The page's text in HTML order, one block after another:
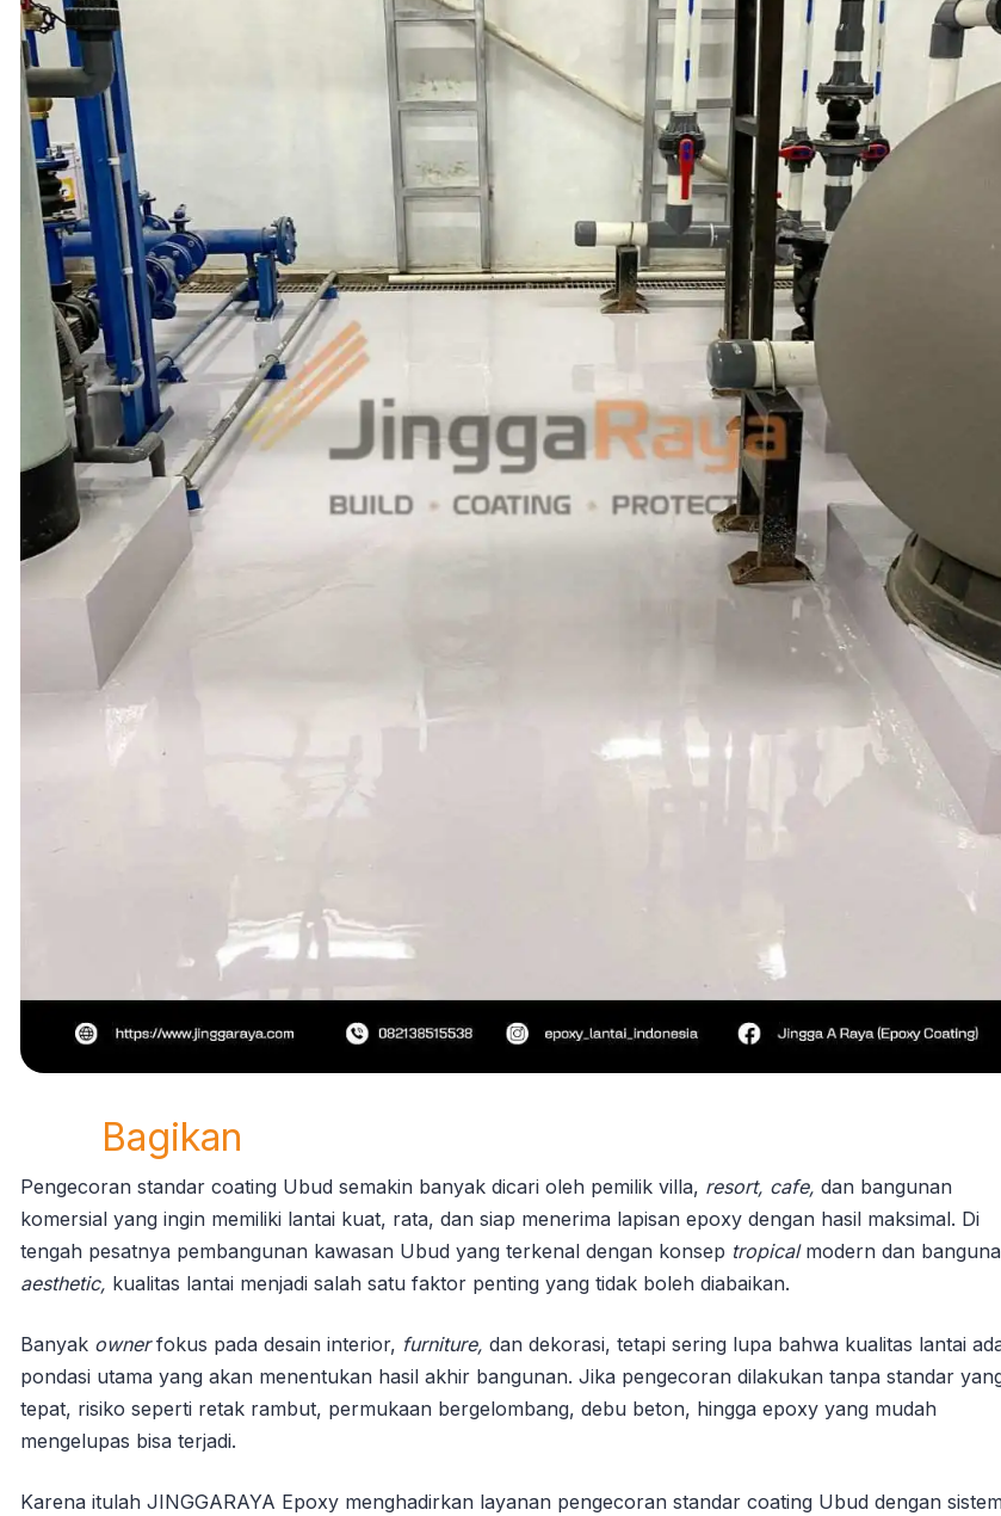
Bagikan
Pengecoran standar coating Ubud semakin banyak dicari oleh pemilik villa, resort, cafe, dan bangunan
komersial yang ingin memiliki lantai kuat, rata, dan siap menerima lapisan epoxy dengan hasil maksimal. Di
tengah pesatnya pembangunan kawasan Ubud yang terkenal dengan konsep tropicalmodern dan
aesthetic, kualitas lantai menjadi salah satu faktor penting yang tidak boleh diabaikan.
Banyak ownerfokus pada desain interior, furniture, dan dekorasi, tetapi sering lupa bahwa kualitas lantai
pondasi utama yang akan menentukan hasil akhir bangunan. Jika pengecoran dilakukan tanpa standar
tepat, risiko seperti retak rambut, permukaan bergelombang, debu beton, hingga epoxy yang mudah
mengelupas bisa terjadi.
Karena itulah JINGGARAYA Epoxy menghadirkan layanan pengecoran standar coating Ubud dengan